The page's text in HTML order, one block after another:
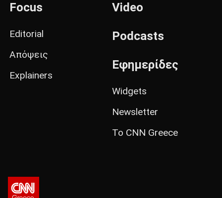
Focus
Editorial
Απόψεις
Explainers
Video
Podcasts
Εφημερίδες
Widgets
Newsletter
Το CNN Greece